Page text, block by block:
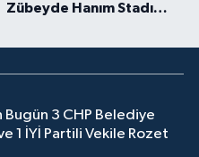
Zübeyde Hanım Stadı
Bugün 3 CHP Belediye
1 İYİ Partili Vekile Rozet